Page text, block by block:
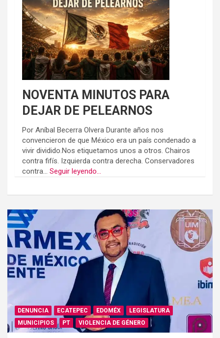
NOVENTA MINUTOS PARA
DEJAR DE PELEARNOS
Por Aníbal Becerra Olvera Durante años nos
convencieron de que México era un país condenado a
vivir dividido.Nos etiquetamos unos a otros. Chairos
contra fifís. Izquierda contra derecha. Conservadores
contra... Seguir leyendo...
DENUNCIA ECATEPEC EDOMÉX
LEGISLATURA
MUNICIPIOS
PT VIOLENCIA DE GÉNERO